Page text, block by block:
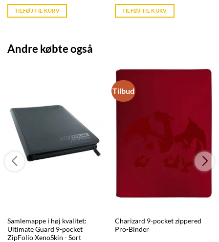
is:
kr. 39,95.
TILFØJ TIL KURV
is:
kr. 39,95.
TILFØJ TIL KURV
Andre købte også
Samlemappe i høj kvalitet:
Ultimate Guard 9-pocket
ZipFolio XenoSkin - Sort
Tilbud
Charizard 9-pocket zippered
Pro-Binder